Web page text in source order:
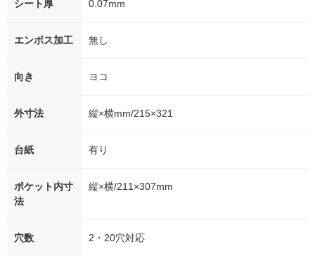
シート厚 0.07mm
エンボス加工 無し
向き ヨコ
外寸法 縦×横mm/215×321
台紙 有り
ポケット内寸
法
縦×横/211×307mm
穴数 2・20穴対応